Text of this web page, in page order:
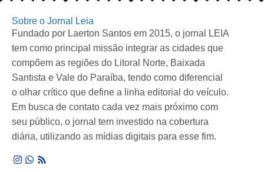
Sobre o Jornal Leia
Fundado por Laerton Santos em 2015, o jornal LEIA
tem como principal missão integrar as cidades que
compõem as regiões do Litoral Norte, Baixada
Santista e Vale do Paraíba, tendo como diferencial
o olhar crítico que define a linha editorial do veículo.
Em busca de contato cada vez mais próximo com
seu público, o jornal tem investido na cobertura
diária, utilizando as mídias digitais para esse fim.